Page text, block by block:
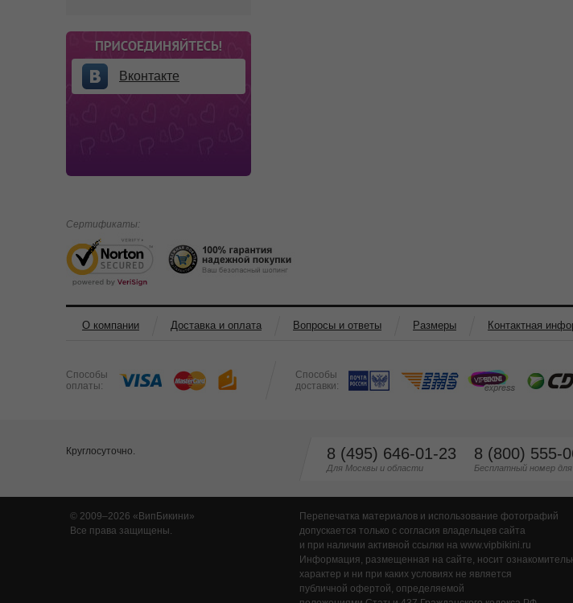
Вконтакте
Сертификаты:
О компании Доставка и оплата Вопросы и ответы Размеры Контактная
Способы
оплаты:
Способы
доставки:
Круглосуточно. 8 (495) 646-01-23
Для Москвы и области
8 (800) 555-
Бесплатный номер для
© 2009–2026
ВипБикини
Все права защищены.
Перепечатка материалов и использование фотографий
допускается только с согласия владельцев сайта
и при наличии активной ссылки на www.vipbikini.ru
Информация, размещенная на сайте, носит
характер и ни при каких условиях не является
публичной офертой, определяемой